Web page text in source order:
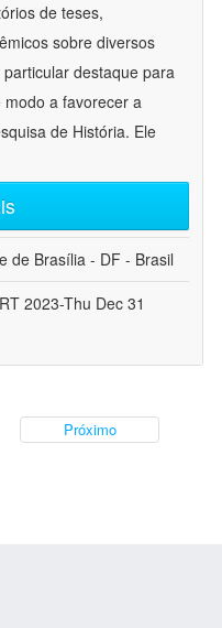
de teses,
sobre diversos
destaque para
a favorecer a
de História. Ele
de Brasília - DF - Brasil
2023-Thu Dec 31
Próximo